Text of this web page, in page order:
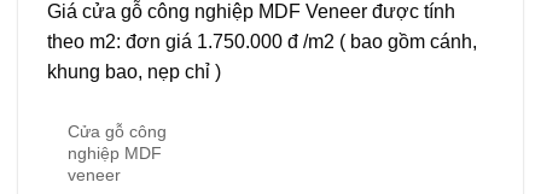
Giá cửa gỗ công nghiệp MDF Veneer được tính
theo m2: đơn giá 1.750.000 đ /m2 ( bao gồm cánh,
khung bao, nẹp chỉ )
Cửa gỗ công
nghiệp MDF
veneer